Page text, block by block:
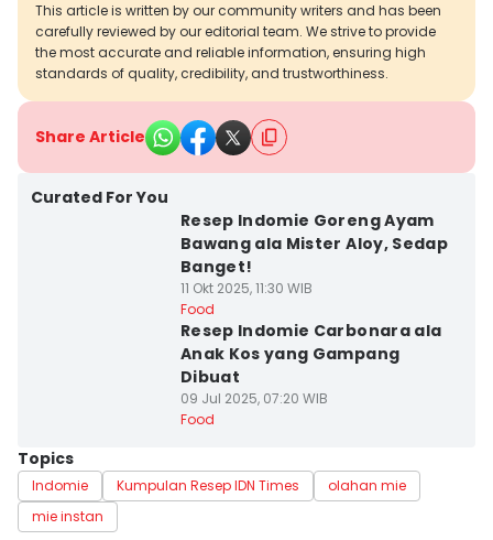
This article is written by our community writers and has been
carefully reviewed by our editorial team. We strive to provide
the most accurate and reliable information, ensuring high
standards of quality, credibility, and trustworthiness.
Share Article
Curated For You
Resep Indomie Goreng Ayam
Bawang ala Mister Aloy, Sedap
Banget!
11 Okt 2025, 11:30 WIB
Food
Resep Indomie Carbonara ala
Anak Kos yang Gampang
Dibuat
09 Jul 2025, 07:20 WIB
Food
Topics
Indomie Kumpulan Resep IDN Times
olahan mie
mie instan